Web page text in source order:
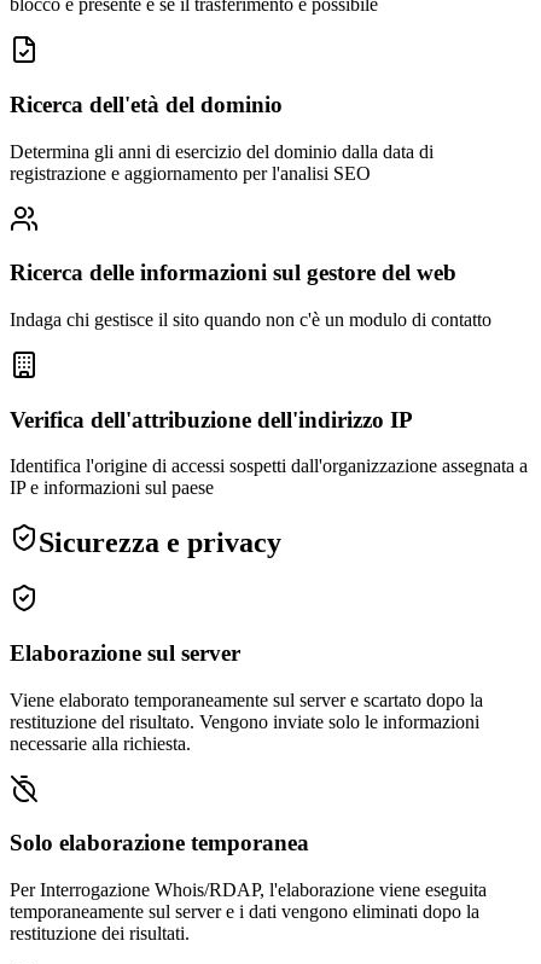
blocco è presente e se il trasferimento è possibile
Ricerca dell'età del dominio
Determina gli anni di esercizio del dominio dalla data di
registrazione e aggiornamento per l'analisi SEO
Ricerca delle informazioni sul gestore del web
Indaga chi gestisce il sito quando non c'è un modulo di contatto
Verifica dell'attribuzione dell'indirizzo IP
Identifica l'origine di accessi sospetti dall'organizzazione assegnata a
IP e informazioni sul paese
Sicurezza e privacy
Elaborazione sul server
Viene elaborato temporaneamente sul server e scartato dopo la
restituzione del risultato. Vengono inviate solo le informazioni
necessarie alla richiesta.
Solo elaborazione temporanea
Per Interrogazione Whois/RDAP, l'elaborazione viene eseguita
temporaneamente sul server e i dati vengono eliminati dopo la
restituzione dei risultati.